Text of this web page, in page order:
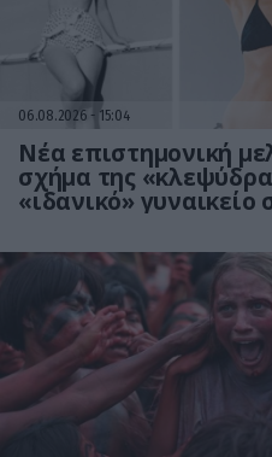
06.08.2026 15:04
Νέα επιστημονική
σχήμα της
«ιδανικό» γυναικείο